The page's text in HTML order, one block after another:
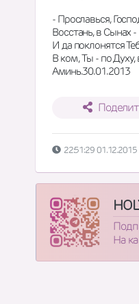
- Прославься,
Восстань, в Сынах
И да поклонятся
В ком , Ты - по
Аминь.30.01.2013
22:51:29 01.12.2015
На